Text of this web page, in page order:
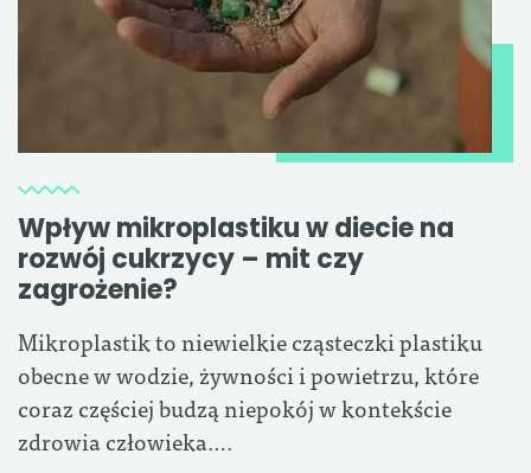
Wpływ mikroplastiku w diecie na
rozwój cukrzycy – mit czy
zagrożenie?
Mikroplastik to niewielkie cząsteczki plastiku
obecne w wodzie, żywności i powietrzu, które
coraz częściej budzą niepokój w kontekście
zdrowia człowieka….